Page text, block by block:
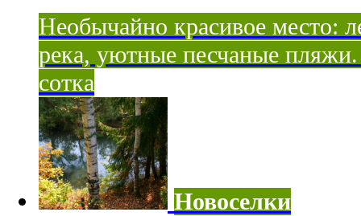
Необычайно красивое место:
река, уютные песчаные
сотка
Новоселки